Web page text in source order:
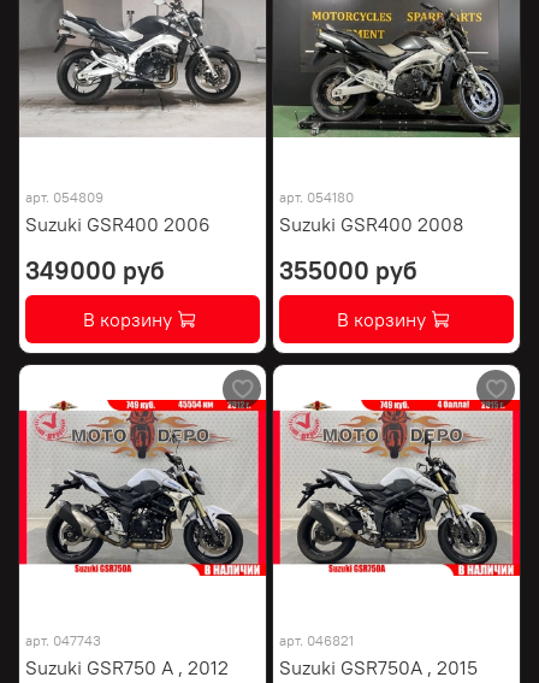
арт. 054809
Suzuki GSR400 2006
349000 руб
В корзину
арт. 054180
Suzuki GSR400 2008
355000 руб
В корзину
арт. 047743
Suzuki GSR750 A , 2012
арт. 046821
Suzuki GSR750A , 2015